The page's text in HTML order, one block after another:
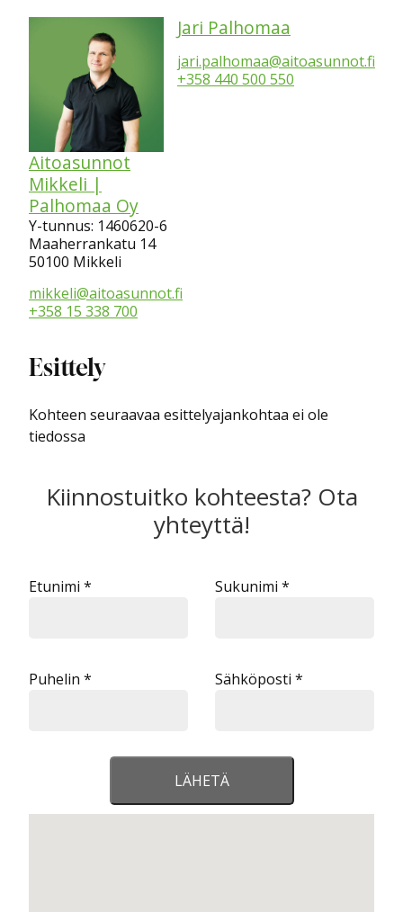
Jari Palhomaa
jari.palhomaa@aitoasunnot.fi
+358 440 500 550
Aitoasunnot
Mikkeli |
Palhomaa Oy
Y-tunnus: 1460620-6
Maaherrankatu 14
50100 Mikkeli
mikkeli@aitoasunnot.fi
+358 15 338 700
Esittely
Kohteen seuraavaa esittelyajankohtaa ei ole
tiedossa
Kiinnostuitko kohteesta? Ota
yhteyttä!
Etunimi * Sukunimi *
Puhelin * Sähköposti *